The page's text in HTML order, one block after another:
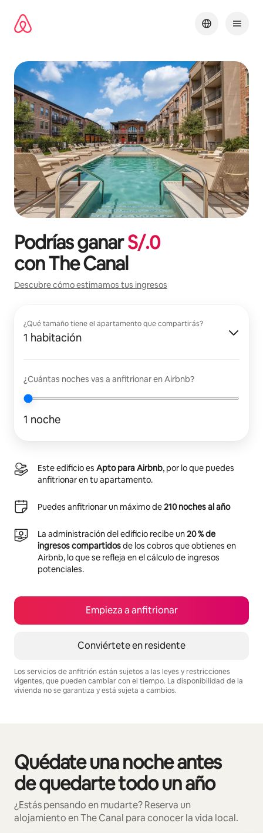
contenido
Podrías ganarS/.0
conThe Canal
Descubre cómo estimamos tus ingresos
¿Qué tamaño tiene el apartamento que compartirás?
1 habitación
¿Cuántas noches vas a anfitrionar en Airbnb?
1 noche
Este edificio es Apto para Airbnb, por lo que puedes
anfitrionar en tu apartamento.
Puedes anfitrionar un máximo de210 noches al año
La administración del edificio recibe un20 % de
ingresos compartidosde los cobros que obtienes en
Airbnb, lo que se refleja en el cálculo de ingresos
potenciales.
Empieza a anfitrionar
Conviértete en residente
Los servicios de anfitrión están sujetos a las leyes y restricciones
vigentes, que pueden cambiar con el tiempo. La disponibilidad de la
vivienda no se garantiza y está sujeta a cambios.
Quédate una noche antes
de quedarte todo un año
¿Estás pensando en mudarte? Reserva un
alojamiento en The Canal para conocer la vida local.
Se muestran0 de 0 elementos